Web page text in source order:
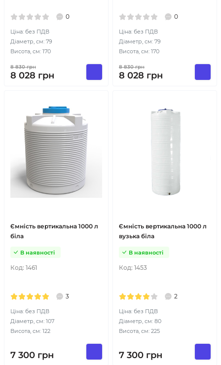
0
Ціна: без ПДВ
Діаметр, см: 79
Висота, см: 170
8 830грн
8 028 грн
0
Ціна: без ПДВ
Діаметр, см: 79
Висота, см: 170
8 830грн
8 028 грн
Ємність вертикальна 1000 л
біла
Код: 1461
В наявності
3
Ціна: без ПДВ
Діаметр, см: 107
Висота, см: 122
7 300 грн
Ємність вертикальна 1000 л
вузька біла
Код: 1453
В наявності
2
Ціна: без ПДВ
Діаметр, см: 80
Висота, см: 225
7 300 грн